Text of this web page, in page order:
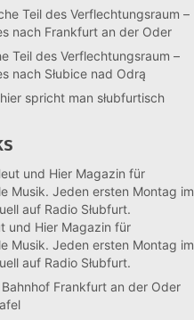
Teil des Verflechtungsraum –
nach Frankfurt an der Oder
Teil des Verflechtungsraum –
nach Słubice nad Odrą
hier spricht man słubfurtisch
und Hier Magazin für
Musik. Jeden ersten Montag im
auf Radio Słubfurt.
Frankfurt an der Oder